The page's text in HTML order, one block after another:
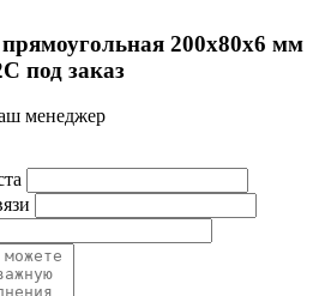
200x80x6 мм
под заказ
менеджер